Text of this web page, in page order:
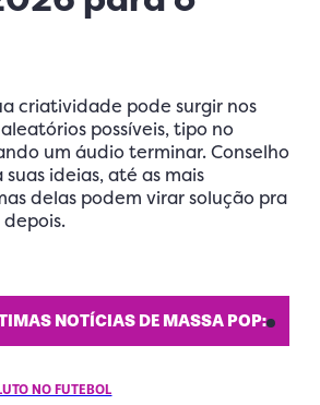
criatividade pode surgir nos
possíveis, tipo no
um áudio terminar. Conselho
ideias, até as mais
delas podem virar solução pra
NOTÍCIAS DE MASSA POP:
NO FUTEBOL